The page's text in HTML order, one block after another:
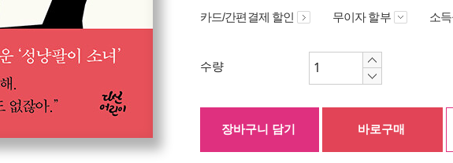
카드/간편결제 할인 무이자 할부 소
수량
장바구니 담기 바로구매